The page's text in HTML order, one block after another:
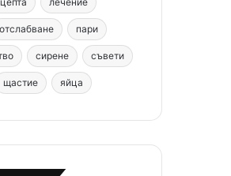
m
отслабване пари
сирене съвети
щастие яйца